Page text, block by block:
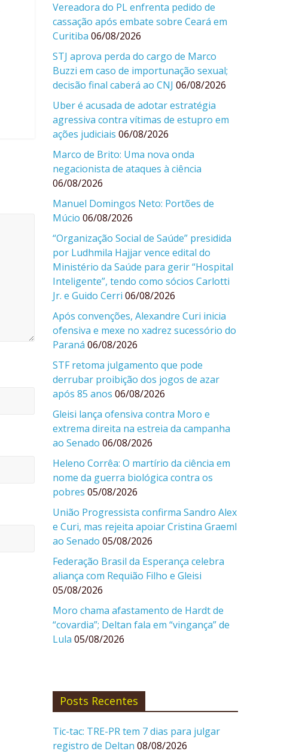
Vereadora do PL enfrenta pedido de
cassação após embate sobre Ceará em
Curitiba 06/08/2026
STJ aprova perda do cargo de Marco
Buzzi em caso de importunação sexual;
decisão final caberá ao CNJ 06/08/2026
Uber é acusada de adotar estratégia
agressiva contra vítimas de estupro em
ações judiciais 06/08/2026
Marco de Brito: Uma nova onda
negacionista de ataques à ciência
06/08/2026
Manuel Domingos Neto: Portões de
Múcio 06/08/2026
“Organização Social de Saúde” presidida
por Ludhmila Hajjar vence edital do
Ministério da Saúde para gerir “Hospital
Inteligente”, tendo como sócios Carlotti
Jr. e Guido Cerri 06/08/2026
Após convenções, Alexandre Curi inicia
ofensiva e mexe no xadrez sucessório do
Paraná 06/08/2026
STF retoma julgamento que pode
derrubar proibição dos jogos de azar
após 85 anos 06/08/2026
Gleisi lança ofensiva contra Moro e
extrema direita na estreia da campanha
ao Senado 06/08/2026
Heleno Corrêa: O martírio da ciência em
nome da guerra biológica contra os
pobres 05/08/2026
União Progressista confirma Sandro Alex
e Curi, mas rejeita apoiar Cristina Graeml
ao Senado 05/08/2026
Federação Brasil da Esperança celebra
aliança com Requião Filho e Gleisi
05/08/2026
Moro chama afastamento de Hardt de
“covardia”; Deltan fala em “vingança” de
Lula 05/08/2026
Posts Recentes
Tic-tac: TRE-PR tem 7 dias para julgar
registro de Deltan 08/08/2026